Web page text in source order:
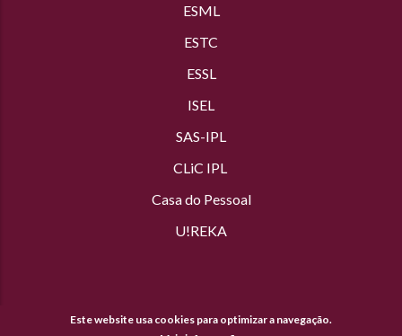
ESML
ESTC
ESSL
ISEL
SAS-IPL
CLiC IPL
Casa do Pessoal
U!REKA
Este website usa cookies para optimizar a navegação.